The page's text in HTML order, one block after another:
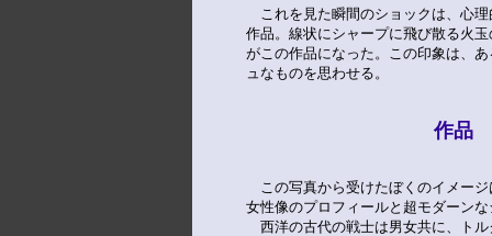
これを見た瞬間のショックは、心
作品。線状にシャープに飛び散る火
がこの作品になった。この印象は、
ュなものを思わせる。
作品
この写真から受けたぼくのイメー
女性像のプロフィールと超モダーン
西洋の古代の戦士は男女共に、ト